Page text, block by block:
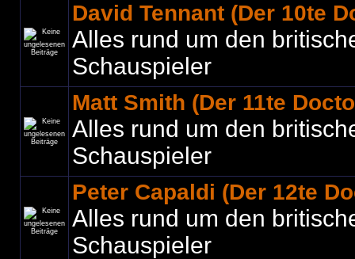
David Tennant (Der 10te
Alles rund um den
Schauspieler
Matt Smith (Der 11te
Alles rund um den
Schauspieler
Peter Capaldi (Der 12te
Alles rund um den
Schauspieler